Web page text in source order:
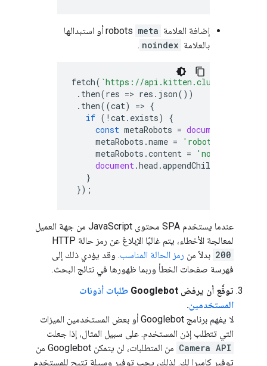
إضافة العلامة meta
robotsأو استبدالها
بالعلامة noindex
.
fetch( `https://api.kitten.club/cats/
. then(res => res . json())
. then((cat) => {
if ( ! cat. exists)
{
const metaRobots = document
metaRobots .name = 'robots'
metaRobots .content = 'noindex'
document.head .appendChild
}
});
عندما يستخدم SPA محتوى JavaScript من جهة العميل
لمعالجة الأخطاء، يتم غالبًا الإبلاغ عن رمز حالة HTTP
200 بدلاً من رمز الحالة المناسب. وقد يؤدي ذلك إلى
فهرسة صفحات الخطأ وربما ظهورها في نتائج البحث.
توقَّع أن يرفض Googlebot
طلبات أذونات
المستخدمين.
لا يفهم برنامج Googlebot أو بعض المستخدمين الميزات
التي تتطلب إذن المستخدم. على سبيل المثال، إذا جعلت
Camera API
من المتطلبات، لن يتمكن Googlebot من
توفير كاميرا لك. لذلك، يجب توفير وسيلة تتيح للمستخدم